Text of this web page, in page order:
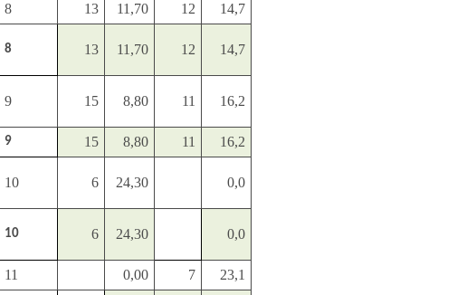
8 13 11,70 12
14,7
8 13 11,70 12 14,7
9 15 8,80 11 16,2
9 15 8,80 11
16,2
10 6 24,30 0,0
10 6 24,30 0,0
11 0,00 7
23,1